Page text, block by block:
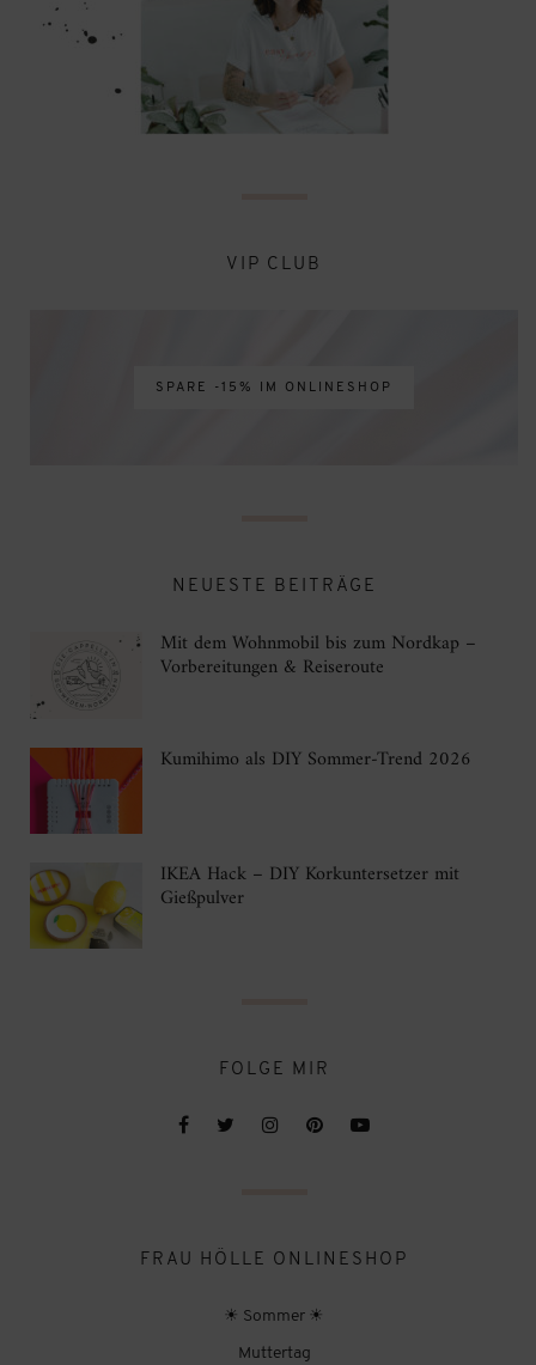
VIP CLUB
SPARE -15% IM ONLINESHOP
NEUESTE BEITRÄGE
Mit dem Wohnmobil bis zum Nordkap –
Vorbereitungen & Reiseroute
Kumihimo als DIY Sommer-Trend 2026
IKEA Hack – DIY Korkuntersetzer mit
Gießpulver
FOLGE MIR
FRAU HÖLLE ONLINESHOP
☀ Sommer ☀
Muttertag